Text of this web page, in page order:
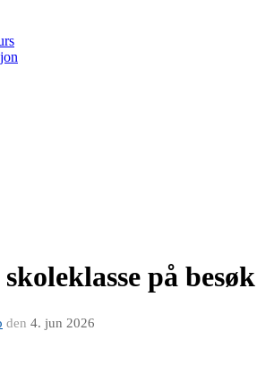
på besøk
den 4. jun 2026